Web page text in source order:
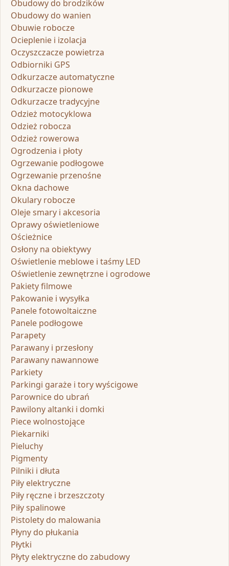
Obudowy do brodzików
Obudowy do wanien
Obuwie robocze
Ocieplenie i izolacja
Oczyszczacze powietrza
Odbiorniki GPS
Odkurzacze automatyczne
Odkurzacze pionowe
Odkurzacze tradycyjne
Odzież motocyklowa
Odzież robocza
Odzież rowerowa
Ogrodzenia i płoty
Ogrzewanie podłogowe
Ogrzewanie przenośne
Okna dachowe
Okulary robocze
Oleje smary i akcesoria
Oprawy oświetleniowe
Ościeżnice
Osłony na obiektywy
Oświetlenie meblowe i taśmy LED
Oświetlenie zewnętrzne i ogrodowe
Pakiety filmowe
Pakowanie i wysyłka
Panele fotowoltaiczne
Panele podłogowe
Parapety
Parawany i przesłony
Parawany nawannowe
Parkiety
Parkingi garaże i tory wyścigowe
Parownice do ubrań
Pawilony altanki i domki
Piece wolnostojące
Piekarniki
Pieluchy
Pigmenty
Pilniki i dłuta
Piły elektryczne
Piły ręczne i brzeszczoty
Piły spalinowe
Pistolety do malowania
Płyny do płukania
Płytki
Płyty elektryczne do zabudowy